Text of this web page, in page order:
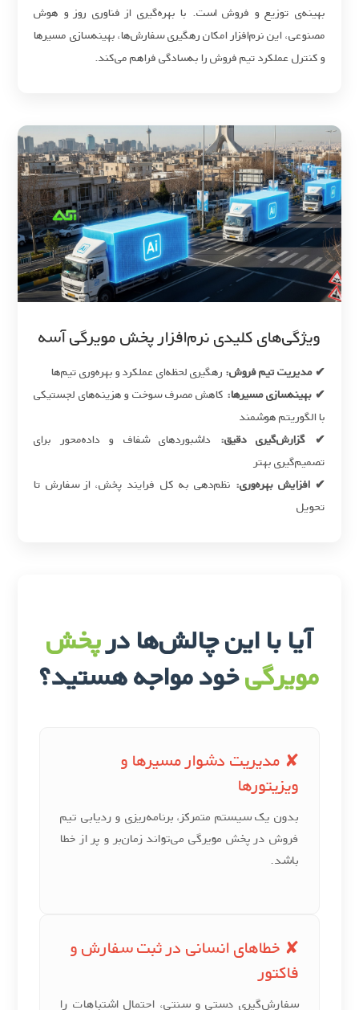
بهینه‌ی توزیع و فروش است. با بهره‌گیری از فناوری روز و هوش
مصنوعی، این نرم‌افزار امکان رهگیری سفارش‌ها، بهینه‌سازی مسیرها
و کنترل عملکرد تیم فروش را به‌سادگی فراهم می‌کند.
ویژگی‌های کلیدی نرم‌افزار پخش مویرگی آسه
✔ مدیریت تیم فروش: رهگیری لحظه‌ای عملکرد و بهره‌وری تیم‌ها
✔ بهینه‌سازی مسیرها: کاهش مصرف سوخت و هزینه‌های لجستیکی
با الگوریتم هوشمند
✔ گزارش‌گیری دقیق: داشبوردهای شفاف و داده‌محور برای
تصمیم‌گیری بهتر
✔ افزایش بهره‌وری: نظم‌دهی به کل فرایند پخش، از سفارش تا
تحویل
آیا با این چالش‌ها درپخش
مویرگیخود مواجه هستید؟
✘ مدیریت دشوار مسیرها و
ویزیتورها
بدون یک سیستم متمرکز، برنامه‌ریزی و ردیابی تیم
فروش در پخش مویرگی می‌تواند زمان‌بر و پر از خطا
باشد.
✘ خطاهای انسانی در ثبت سفارش و
فاکتور
سفارش‌گیری دستی و سنتی، احتمال اشتباهات را